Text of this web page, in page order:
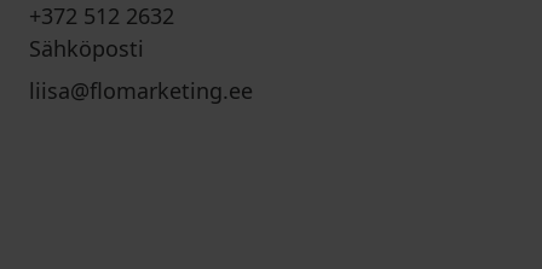
+372 512 2632
Sähköposti
liisa@flomarketing.ee